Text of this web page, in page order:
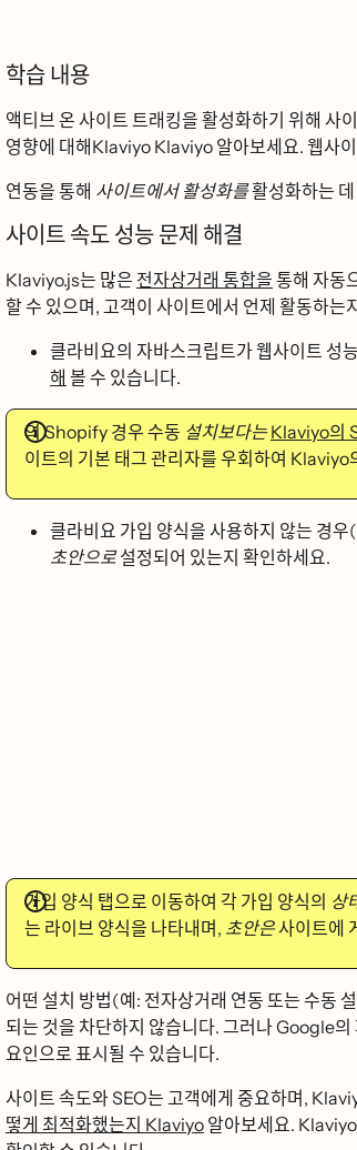
학습 내용
액티브 온 사이트 트래킹을 활성화하기
영향에 대해Klaviyo Klaviyo 알아보세요.
연동을 통해 사이트에서 활성화를활성화하는
사이트 속도 성능 문제 해결
Klaviyo.js는 많은 전자상거래 통합을 통해
할 수 있으며, 고객이 사이트에서 언제
클라비요의 자바스크립트가 웹사이트
해 볼 수 있습니다.
의 Shopify 경우 수동 설치보다는Klaviyo의
이트의 기본 태그 관리자를 우회하여
클라비요 가입 양식을 사용하지 않는
초안으로설정되어 있는지 확인하세요.
가입 양식 탭으로 이동하여 각 가입 양식의
는 라이브 양식을 나타내며, 초안은사이트에
어떤 설치 방법(예: 전자상거래 연동 또는
되는 것을 차단하지 않습니다. 그러나 Google의
요인으로 표시될 수 있습니다.
사이트 속도와 SEO는 고객에게 중요하며, Klaviyo
떻게 최적화했는지 Klaviyo 알아보세요.